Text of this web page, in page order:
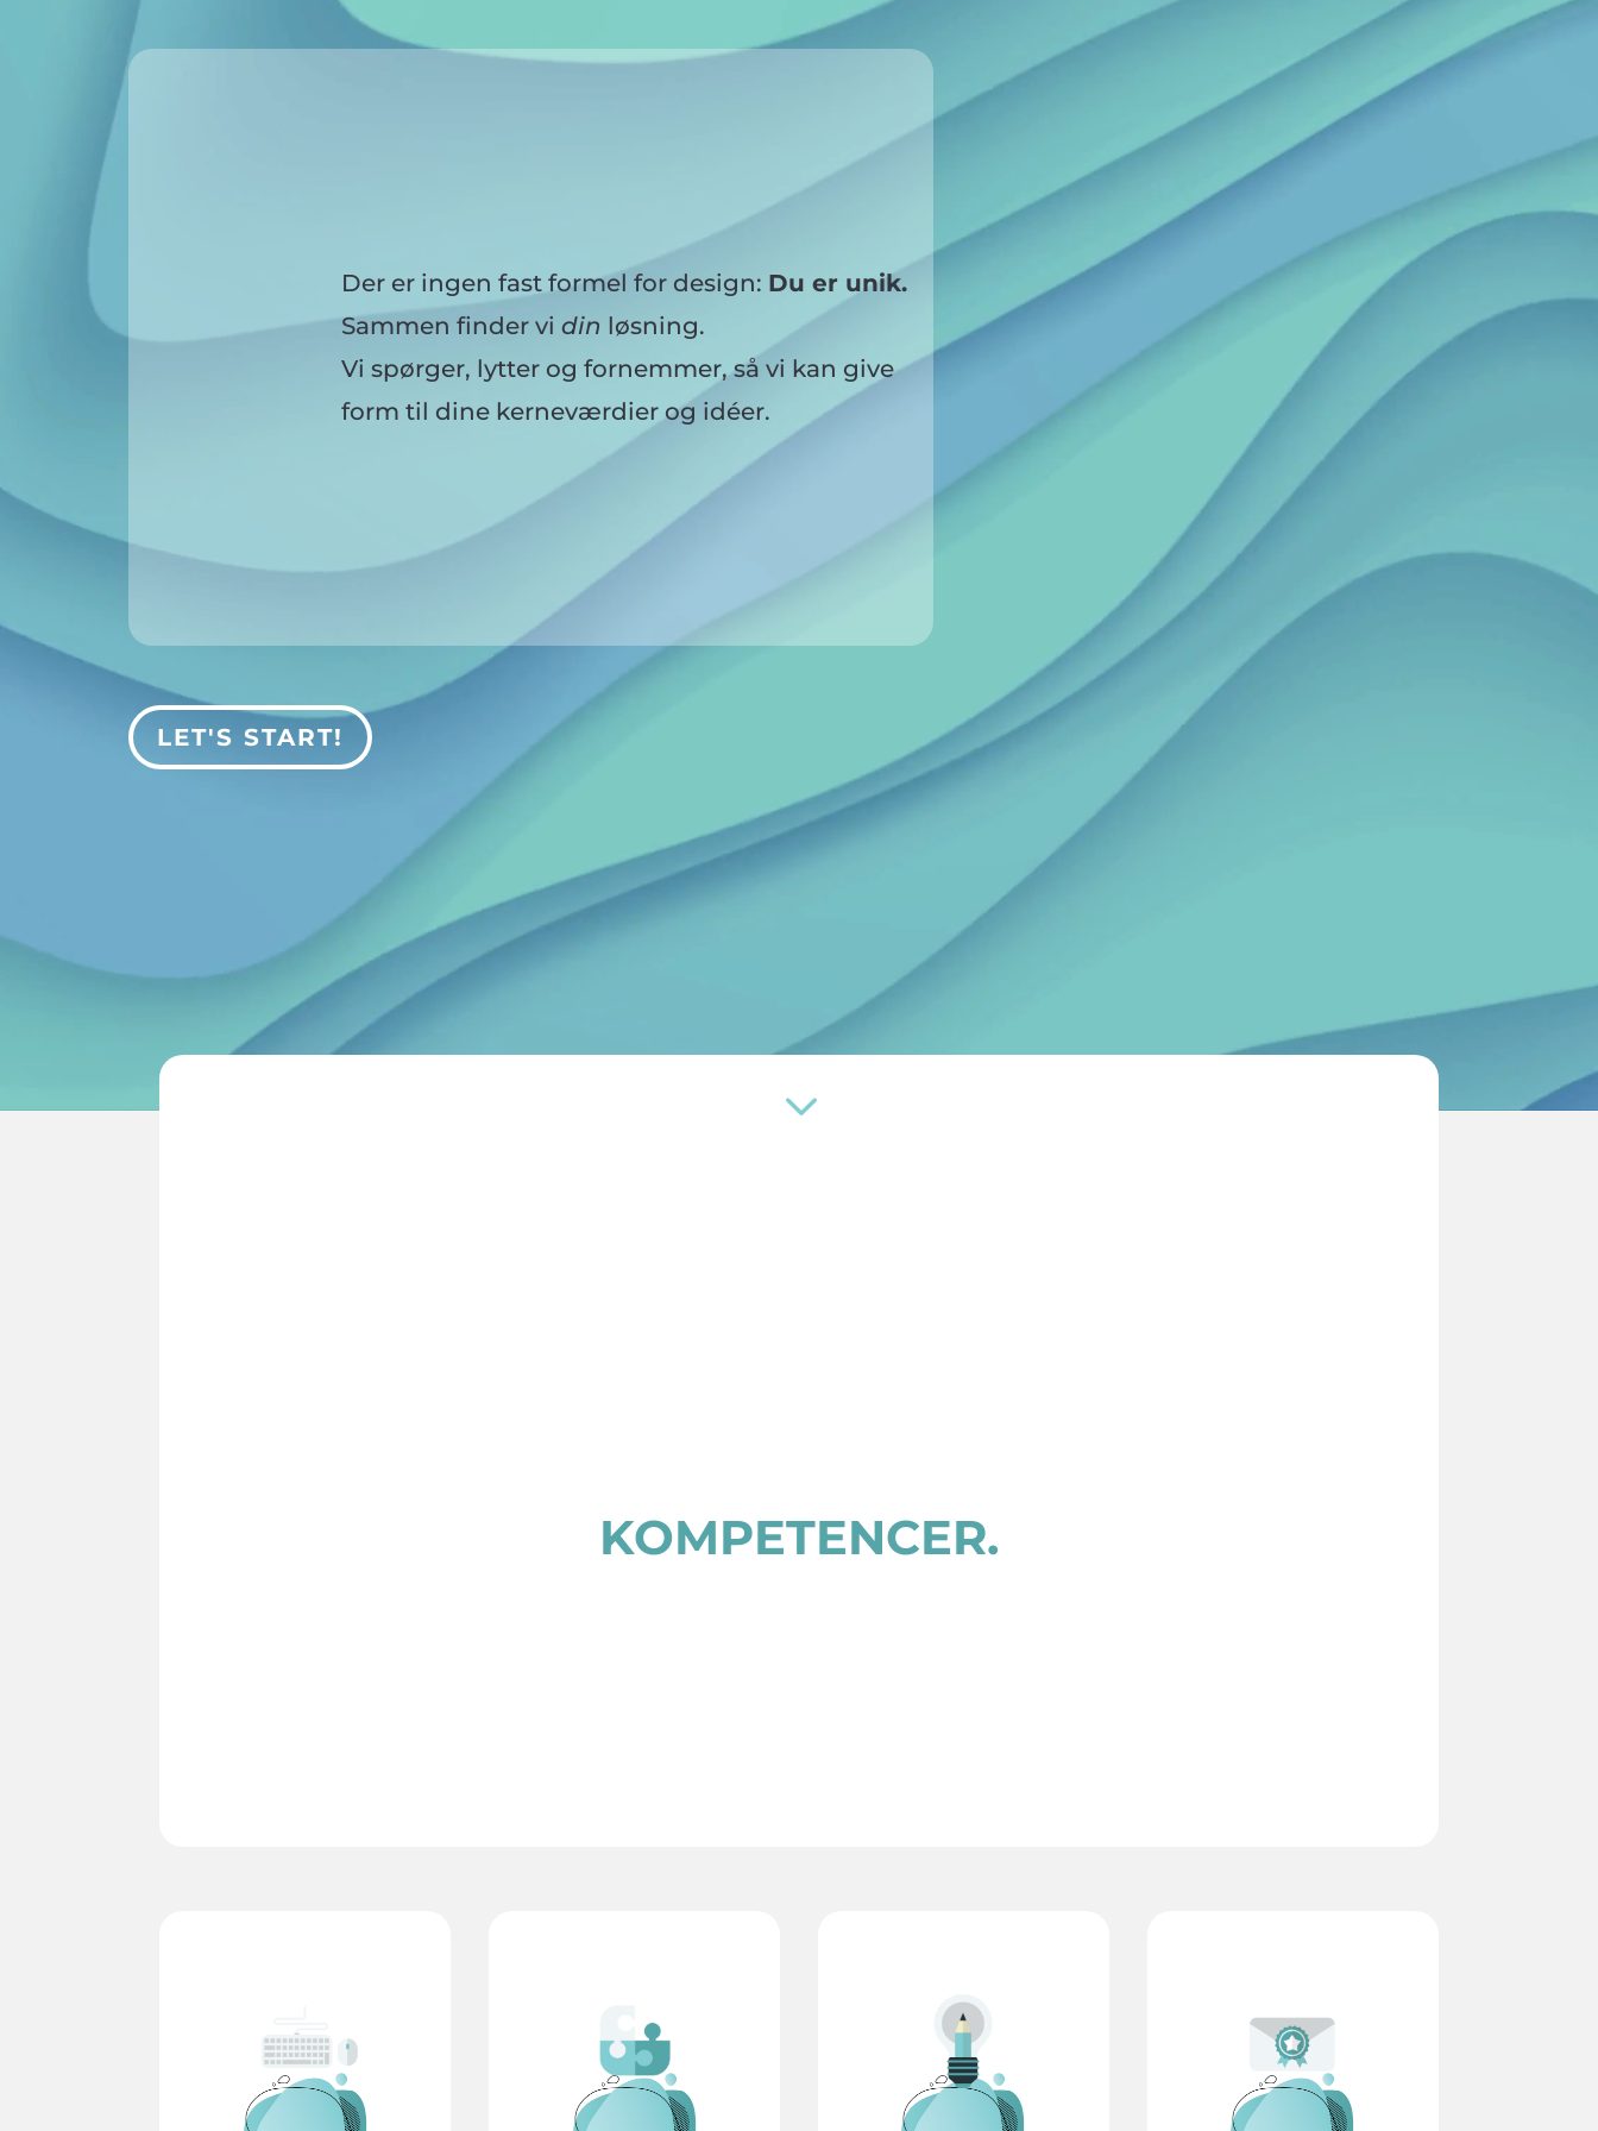
Der er ingen fast formel for design: Du er unik.
Sammen finder vi din løsning.
Vi spørger, lytter og fornemmer, så vi kan give
form til dine kerneværdier og idéer.
LET'S START!
3
KOMPETENCER.